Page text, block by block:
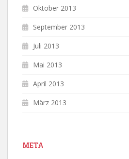
Oktober 2013
September 2013
Juli 2013
Mai 2013
April 2013
März 2013
META